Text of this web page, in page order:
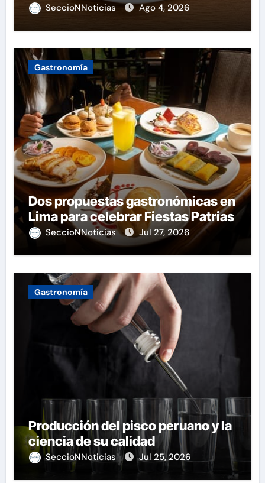
SeccioNNoticias Ago 4, 2026
Gastronomía
Dos propuestas gastronómicas en
Lima para celebrar Fiestas Patrias
SeccioNNoticias Jul 27, 2026
Gastronomía
Producción del pisco peruano y la
ciencia de su calidad
SeccioNNoticias Jul 25, 2026